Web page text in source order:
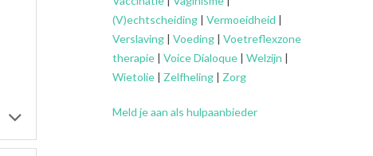
(V)echtscheiding | Vermoeidheid |
Verslaving | Voeding | Voetreflexzone
therapie | Voice Dialoque | Welzijn |
Wietolie | Zelfheling | Zorg
Meld je aan als hulpaanbieder